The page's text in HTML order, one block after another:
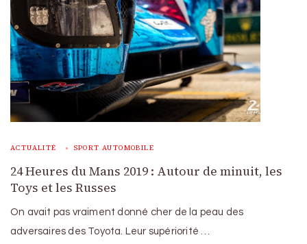
ACTUALITÉ SPORT AUTOMOBILE
24 Heures du Mans 2019 : Autour de minuit, les
Toys et les Russes
On avait pas vraiment donné cher de la peau des
adversaires des Toyota. Leur supériorité …